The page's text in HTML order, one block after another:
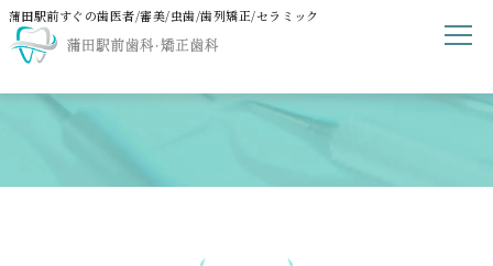
蒲田駅前すぐの歯医者/審美/虫歯/歯列矯正/セラミック